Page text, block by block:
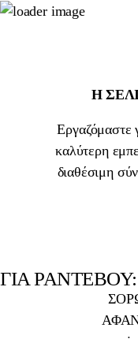
Η
Εργαζόμαστε
καλύτερη
διαθέσιμη
ΓΙΑ ΡΑΝΤΕΒΟΥ: